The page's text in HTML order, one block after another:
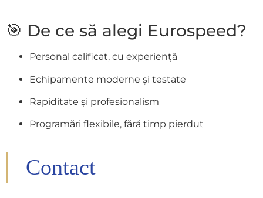
🎯 De ce să alegi Eurospeed?
Personal calificat, cu experiență
Echipamente moderne și testate
Rapiditate și profesionalism
Programări flexibile, fără timp pierdut
Contact